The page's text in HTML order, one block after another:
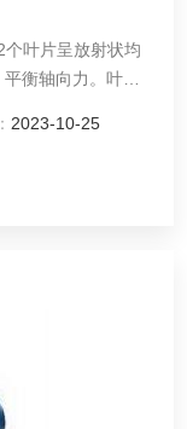
叶片呈放射状均
衡轴向力。叶轮
2023-10-25